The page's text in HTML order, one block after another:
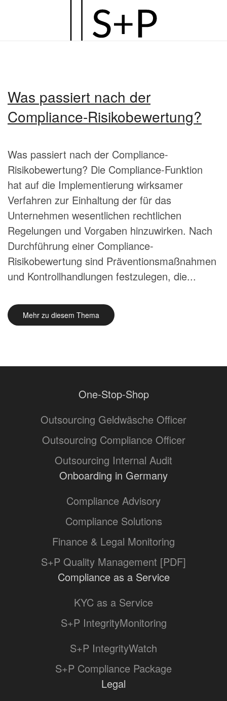
Hauptinhalt
Was passiert nach der
Compliance-Risikobewertung?
Was passiert nach der Compliance-
Risikobewertung? Die Compliance-Funktion
hat auf die Implementierung wirksamer
Verfahren zur Einhaltung der für das
Unternehmen wesentlichen rechtlichen
Regelungen und Vorgaben hinzuwirken. Nach
Durchführung einer Compliance-
Risikobewertung sind Präventionsmaßnahmen
und Kontrollhandlungen festzulegen, die...
Mehr zu diesem Thema
One-Stop-Shop
Outsourcing Geldwäsche Officer
Outsourcing Compliance Officer
Outsourcing Internal Audit
Onboarding in Germany
Compliance Advisory
Compliance Solutions
Finance & Legal Monitoring
S+P Quality Management [PDF]
Compliance as a Service
KYC as a Service
S+P IntegrityMonitoring
S+P IntegrityWatch
S+P Compliance Package
Legal